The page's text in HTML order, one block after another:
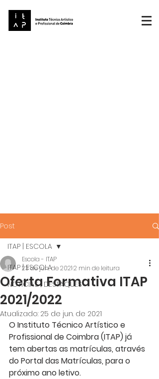
Post
ITAP | ESCOLA
NOTÍCIAS | DESTAQUES
ITAP | ESCOLA
Oferta Formativa ITAP
2021/2022
Escola - ITAP
23 de jun. de 20212 min de leitura
Atualizado: 25 de jun. de 2021
O Instituto Técnico Artístico e
Profissional de Coimbra (ITAP) já
tem abertas as matrículas, através
do Portal das Matrículas, para o
próximo ano letivo.